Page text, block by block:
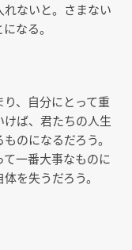
ないと。さまない
なる。
、自分にとって重
ば、君たちの人生
のになるだろう。
一番大事なものに
を失うだろう。